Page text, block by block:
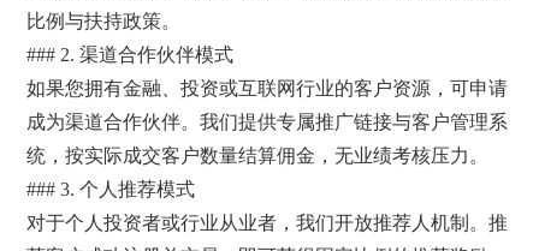
比例与扶持政策。
### 2. 渠道合作伙伴模式
如果您拥有金融、投资或互联网行业的客户资源，可申请
成为渠道合作伙伴。我们提供专属推广链接与客户管理系
统，按实际成交客户数量结算佣金，无业绩考核压力。
### 3. 个人推荐模式
对于个人投资者或行业从业者，我们开放推荐人机制。推